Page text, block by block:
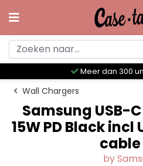
Meer dan 300
Wall Chargers
Samsung USB-
15W PD Black incl
cable
by